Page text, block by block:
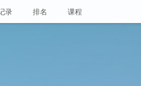
录 排名 课程